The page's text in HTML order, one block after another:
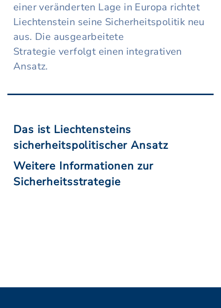
einer veränderten Lage in Europa richtet
Liechtenstein seine Sicherheitspolitik neu
aus. Die ausgearbeitete
Strategie verfolgt einen integrativen
Ansatz.
Das ist Liechtensteins
sicherheitspolitischer Ansatz
Weitere Informationen zur
Sicherheitsstrategie